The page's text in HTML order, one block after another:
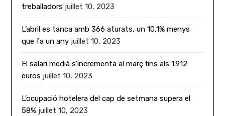
treballadors juillet 10, 2023
L’abril es tanca amb 366 aturats, un 10,1% menys
que fa un any juillet 10, 2023
El salari medià s’incrementa al març fins als 1.912
euros juillet 10, 2023
L’ocupació hotelera del cap de setmana supera el
58% juillet 10, 2023